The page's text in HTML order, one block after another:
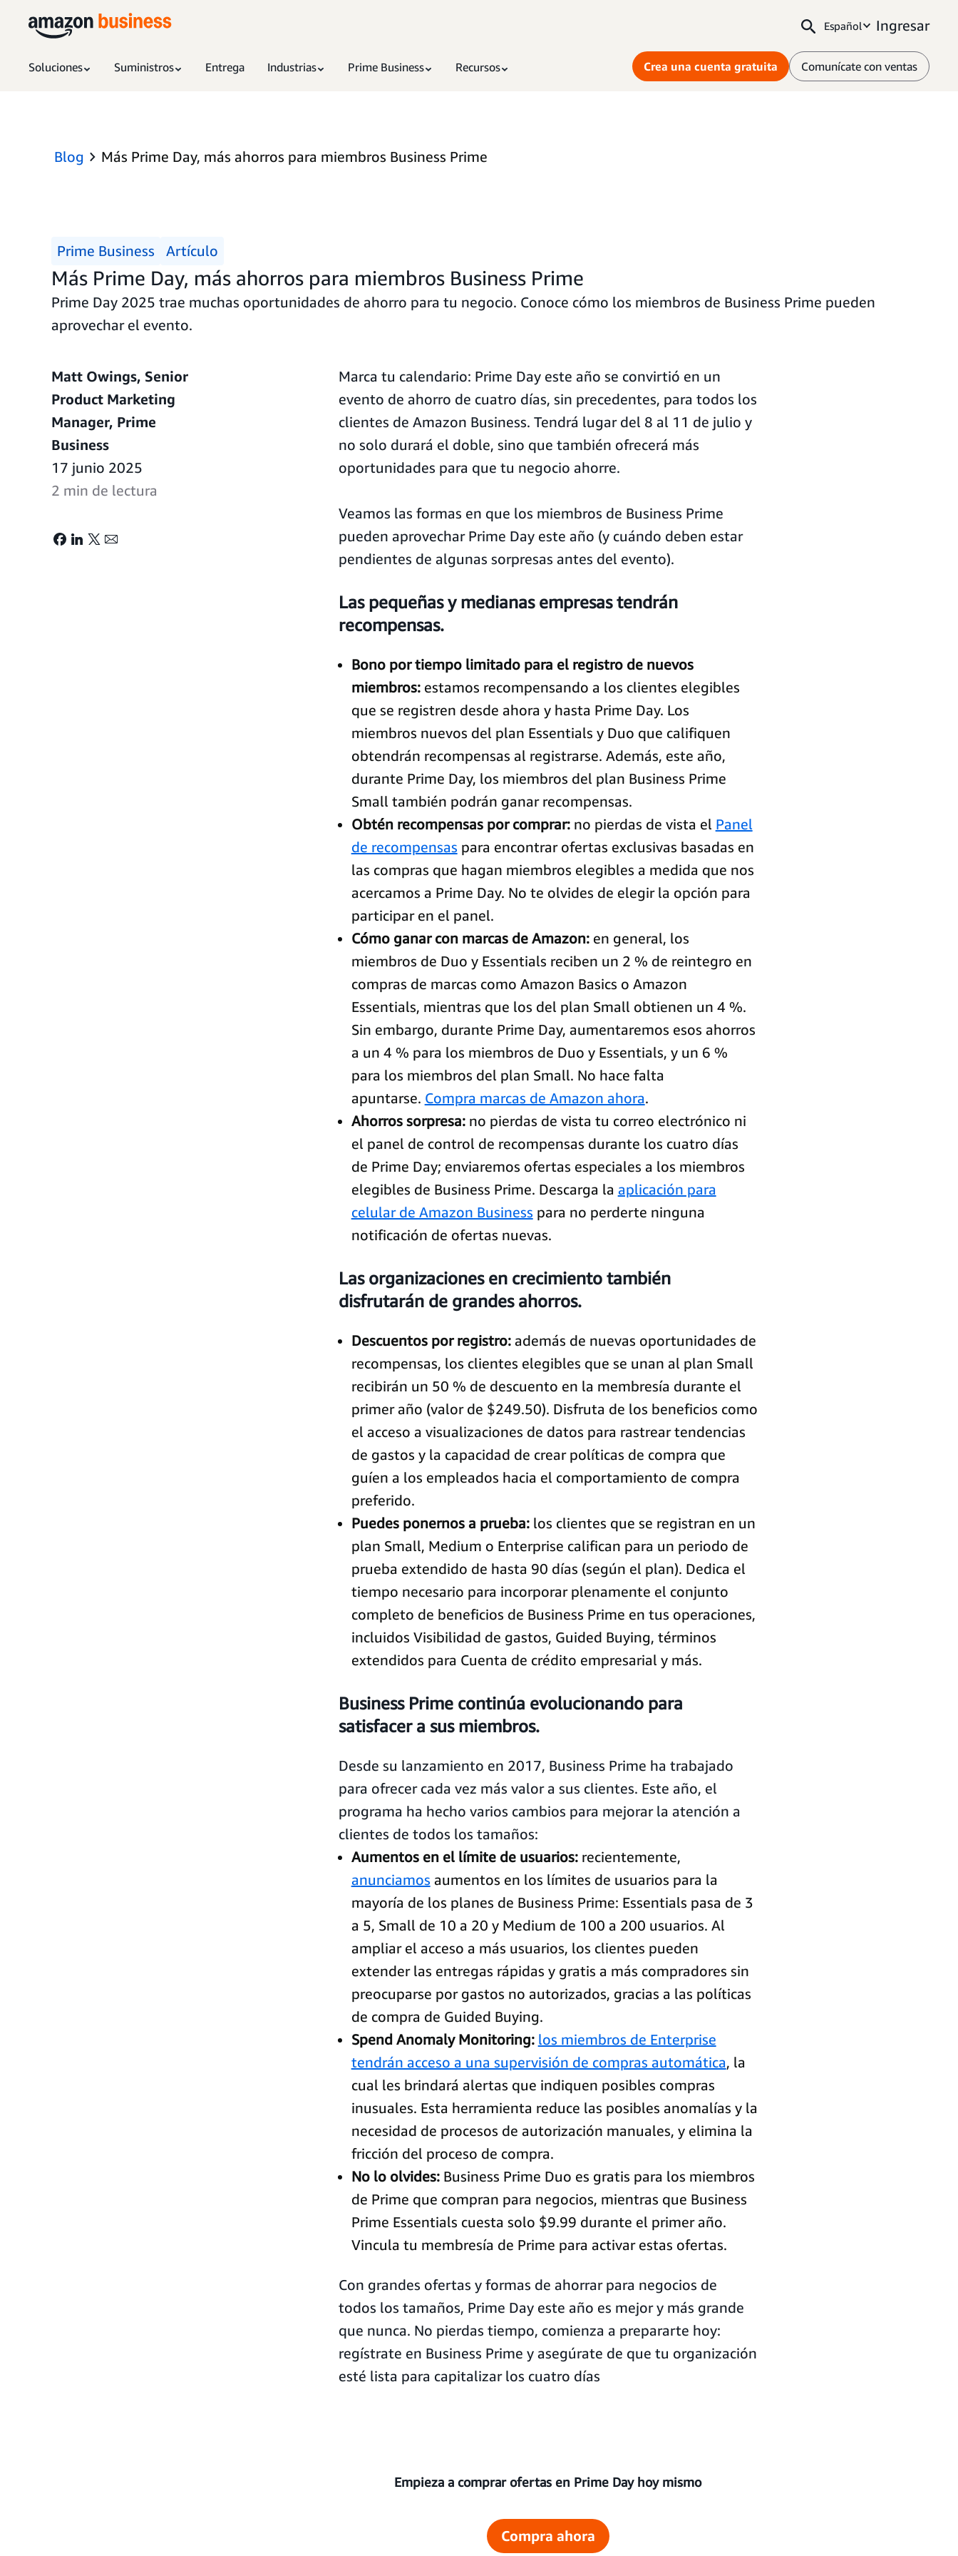
Español Ingresar
Soluciones Suministros Entrega Industrias Prime Business Recursos Crea una cuenta gratuita Comunícate con ventas
Blog Más Prime Day, más ahorros para miembros Business Prime
Prime Business Artículo
Más Prime Day, más ahorros para miembros Business Prime
Prime Day 2025 trae muchas oportunidades de ahorro para tu negocio. Conoce cómo los miembros de Business Prime pueden
aprovechar el evento.
Matt Owings, Senior
Product Marketing
Manager, Prime
Business
17 junio 2025
2 min de lectura
Marca tu calendario: Prime Day este año se convirtió en un
evento de ahorro de cuatro días, sin precedentes, para todos los
clientes de Amazon Business. Tendrá lugar del 8 al 11 de julio y
no solo durará el doble, sino que también ofrecerá más
oportunidades para que tu negocio ahorre.
Veamos las formas en que los miembros de Business Prime
pueden aprovechar Prime Day este año (y cuándo deben estar
pendientes de algunas sorpresas antes del evento).
Las pequeñas y medianas empresas tendrán
recompensas.
Bono por tiempo limitado para el registro de nuevos
miembros: estamos recompensando a los clientes elegibles
que se registren desde ahora y hasta Prime Day. Los
miembros nuevos del plan Essentials y Duo que califiquen
obtendrán recompensas al registrarse. Además, este año,
durante Prime Day, los miembros del plan Business Prime
Small también podrán ganar recompensas.
Obtén recompensas por comprar:no pierdas de vista el Panel
de recompensas para encontrar ofertas exclusivas basadas en
las compras que hagan miembros elegibles a medida que nos
acercamos a Prime Day. No te olvides de elegir la opción para
participar en el panel.
Cómo ganar con marcas de Amazon:en general, los
miembros de Duo y Essentials reciben un 2 % de reintegro en
compras de marcas como Amazon Basics o Amazon
Essentials, mientras que los del plan Small obtienen un 4 %.
Sin embargo, durante Prime Day, aumentaremos esos ahorros
a un 4 % para los miembros de Duo y Essentials, y un 6 %
para los miembros del plan Small. No hace falta
apuntarse. Compra marcas de Amazon ahora.
Ahorros sorpresa: no pierdas de vista tu correo electrónico ni
el panel de control de recompensas durante los cuatro días
de Prime Day; enviaremos ofertas especiales a los miembros
elegibles de Business Prime. Descarga la aplicación para
celular de Amazon Business para no perderte ninguna
notificación de ofertas nuevas.
Las organizaciones en crecimiento también
disfrutarán de grandes ahorros.
Descuentos por registro: además de nuevas oportunidades de
recompensas, los clientes elegibles que se unan al plan Small
recibirán un 50 % de descuento en la membresía durante el
primer año (valor de $249.50). Disfruta de los beneficios como
el acceso a visualizaciones de datos para rastrear tendencias
de gastos y la capacidad de crear políticas de compra que
guíen a los empleados hacia el comportamiento de compra
preferido.
Puedes ponernos a prueba: los clientes que se registran en un
plan Small, Medium o Enterprise califican para un periodo de
prueba extendido de hasta 90 días (según el plan). Dedica el
tiempo necesario para incorporar plenamente el conjunto
completo de beneficios de Business Prime en tus operaciones,
incluidos Visibilidad de gastos, Guided Buying, términos
extendidos para Cuenta de crédito empresarial y más.
Business Prime continúa evolucionando para
satisfacer a sus miembros.
Desde su lanzamiento en 2017, Business Prime ha trabajado
para ofrecer cada vez más valor a sus clientes. Este año, el
programa ha hecho varios cambios para mejorar la atención a
clientes de todos los tamaños:
Aumentos en el límite de usuarios: recientemente,
anunciamos aumentos en los límites de usuarios para la
mayoría de los planes de Business Prime: Essentials pasa de 3
a 5, Small de 10 a 20 y Medium de 100 a 200 usuarios. Al
ampliar el acceso a más usuarios, los clientes pueden
extender las entregas rápidas y gratis a más compradores sin
preocuparse por gastos no autorizados, gracias a las políticas
de compra de Guided Buying.
Spend Anomaly Monitoring: los miembros de Enterprise
tendrán acceso a una supervisión de compras automática, la
cual les brindará alertas que indiquen posibles compras
inusuales. Esta herramienta reduce las posibles anomalías y la
necesidad de procesos de autorización manuales, y elimina la
fricción del proceso de compra.
No lo olvides: Business Prime Duo es gratis para los miembros
de Prime que compran para negocios, mientras que Business
Prime Essentials cuesta solo $9.99 durante el primer año.
Vincula tu membresía de Prime para activar estas ofertas.
Con grandes ofertas y formas de ahorrar para negocios de
todos los tamaños, Prime Day este año es mejor y más grande
que nunca. No pierdas tiempo, comienza a prepararte hoy:
regístrate en Business Prime y asegúrate de que tu organización
esté lista para capitalizar los cuatro días
Empieza a comprar ofertas en Prime Day hoy mismo
Compra ahora